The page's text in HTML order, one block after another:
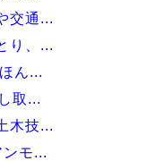
交通...
り、...
ん...
取...
木技...
モ...